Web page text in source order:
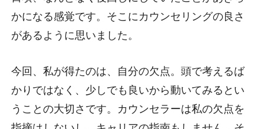
かになる感覚です。そこにカウンセリングの良さ
があるように思いました。
今回、私が得たのは、自分の欠点。頭で考えるば
かりではなく、少しでも良いから動いてみるとい
うことの大切さです。カウンセラーは私の欠点を